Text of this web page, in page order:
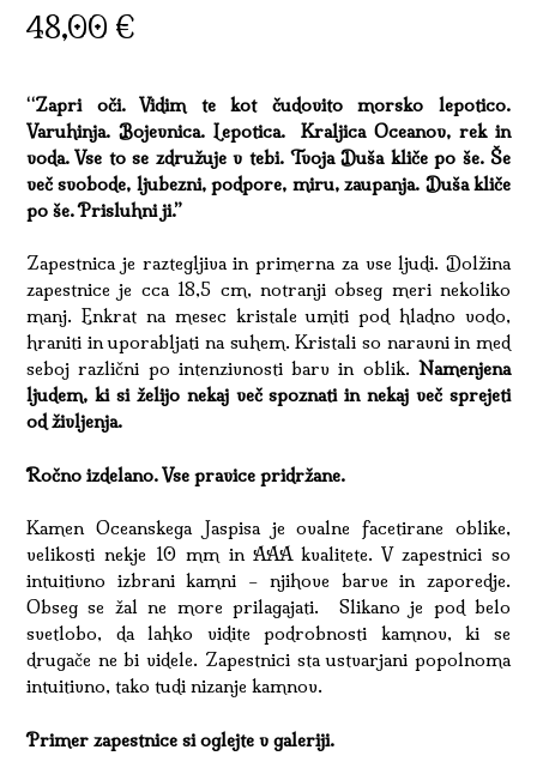
48,00 €
“Zapri oči. Vidim te kot čudovito morsko lepotico.
Varuhinja. Bojevnica. Lepotica. Kraljica Oceanov, rek in
voda. Vse to se združuje v tebi. Tvoja Duša kliče po še. Še
več svobode, ljubezni, podpore, miru, zaupanja. Duša kliče
po še. Prisluhni ji.”
Zapestnica je raztegljiva in primerna za vse ljudi. Dolžina
zapestnice je cca 18,5 cm, notranji obseg meri nekoliko
manj. Enkrat na mesec kristale umiti pod hladno vodo,
hraniti in uporabljati na suhem. Kristali so naravni in med
seboj različni po intenzivnosti barv in oblik. Namenjena
ljudem, ki si želijo nekaj več spoznati in nekaj več sprejeti
od življenja.
Ročno izdelano. Vse pravice pridržane.
Kamen Oceanskega Jaspisa je ovalne facetirane oblike,
velikosti nekje 10 mm in AAA kvalitete. V zapestnici so
intuitivno izbrani kamni – njihove barve in zaporedje.
Obseg se žal ne more prilagajati. Slikano je pod belo
svetlobo, da lahko vidite podrobnosti kamnov, ki se
drugače ne bi videle. Zapestnici sta ustvarjani popolnoma
intuitivno, tako tudi nizanje kamnov.
Primer zapestnice si oglejte v galeriji.